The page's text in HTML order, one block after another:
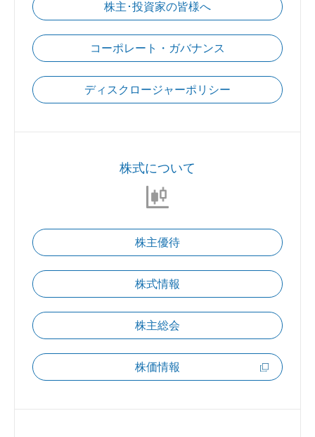
株主･投資家の皆様へ
コーポレート・ガバナンス
ディスクロージャーポリシー
株式について
株主優待
株式情報
株主総会
株価情報